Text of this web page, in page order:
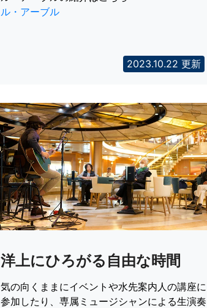
ル・アーブル
2023.10.22 更新
洋上にひろがる自由な時間
気の向くままにイベントや水先案内人の講座に
参加したり、専属ミュージシャンによる生演奏